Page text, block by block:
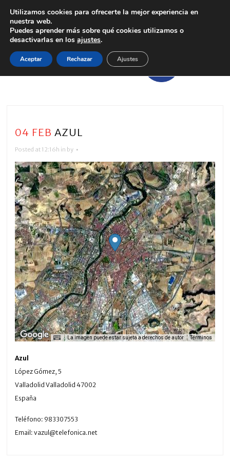
04 FEB AZUL
Posted at 12:16h in by
La imagen puede estar sujeta a derechos de autor Términos
Azul
López Gómez, 5
ValladolidValladolid47002
España
Teléfono: 983307553
Email:vazul@telefonica.net
Utilizamos cookies para ofrecerte la mejor experiencia en
nuestra web.
Puedes aprender más sobre qué cookies utilizamos o
desactivarlas en los ajustes.
Aceptar Rechazar Ajustes